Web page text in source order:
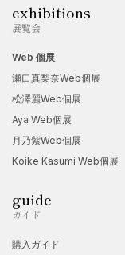
exhibitions
展覧会
Web 個展
瀬口真梨奈Web個展
松澤麗Web個展
Aya Web個展
月乃紫Web個展
Koike Kasumi Web個展
guide
ガイド
購入ガイド